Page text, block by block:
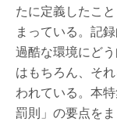
たに定義したこ
まっている。記
過酷な環境にど
はもちろん、そ
われている。本
罰則」の要点を